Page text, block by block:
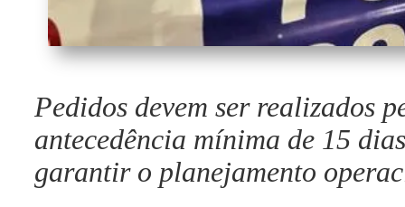
Pedidos devem ser realizados
antecedência mínima de 15
garantir o planejamento